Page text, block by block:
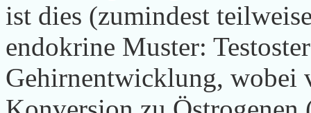
ist dies (zumindest
endokrine Muster:
Gehirnentwicklung, wobei